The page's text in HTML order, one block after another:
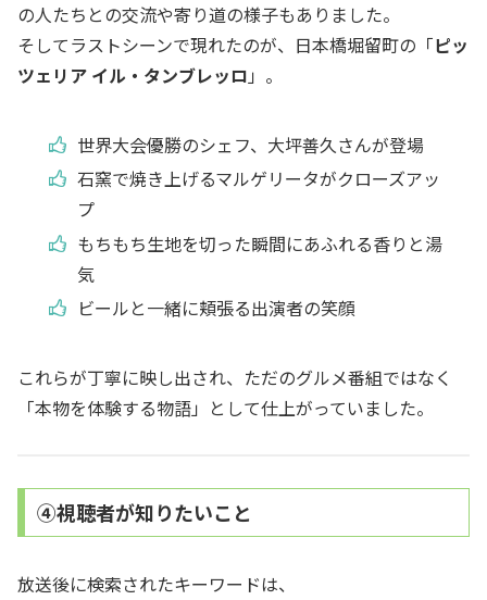
の人たちとの交流や寄り道の様子もありました。
そしてラストシーンで現れたのが、日本橋堀留町の「ピッ
ツェリア イル・タンブレッロ 」。
世界大会優勝のシェフ、大坪善久さんが登場
石窯で焼き上げるマルゲリータがクローズアッ
プ
もちもち生地を切った瞬間にあふれる香りと湯
気
ビールと一緒に頬張る出演者の笑顔
これらが丁寧に映し出され、ただのグルメ番組ではなく
「本物を体験する物語」として仕上がっていました。
④視聴者が知りたいこと
放送後に検索されたキーワードは、